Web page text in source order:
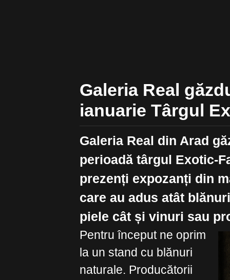
Galeria Real
ianuarie Târgul
Galeria Real din Arad
perioadă târgul Exotic-
prezenți expozanți din
care au adus atât
piele cât și vinuri sau
Pentru început ne oprim
la un stand cu blănuri
naturale. Producătorii